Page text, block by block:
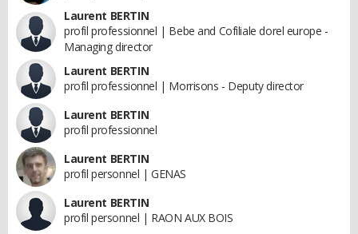
Laurent BERTIN
profil professionnel | Bebe and Cofiliale dorel europe -
Managing director
Laurent BERTIN
profil professionnel | Morrisons - Deputy director
Laurent BERTIN
profil professionnel
Laurent BERTIN
profil personnel | GENAS
Laurent BERTIN
profil personnel | RAON AUX BOIS